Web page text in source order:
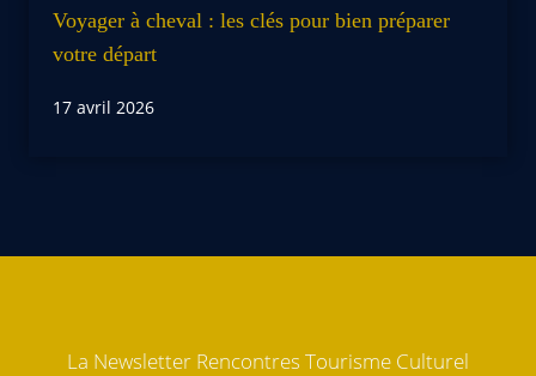
Voyager à cheval : les clés pour bien préparer
votre départ
17 avril 2026
La Newsletter Rencontres Tourisme Culturel